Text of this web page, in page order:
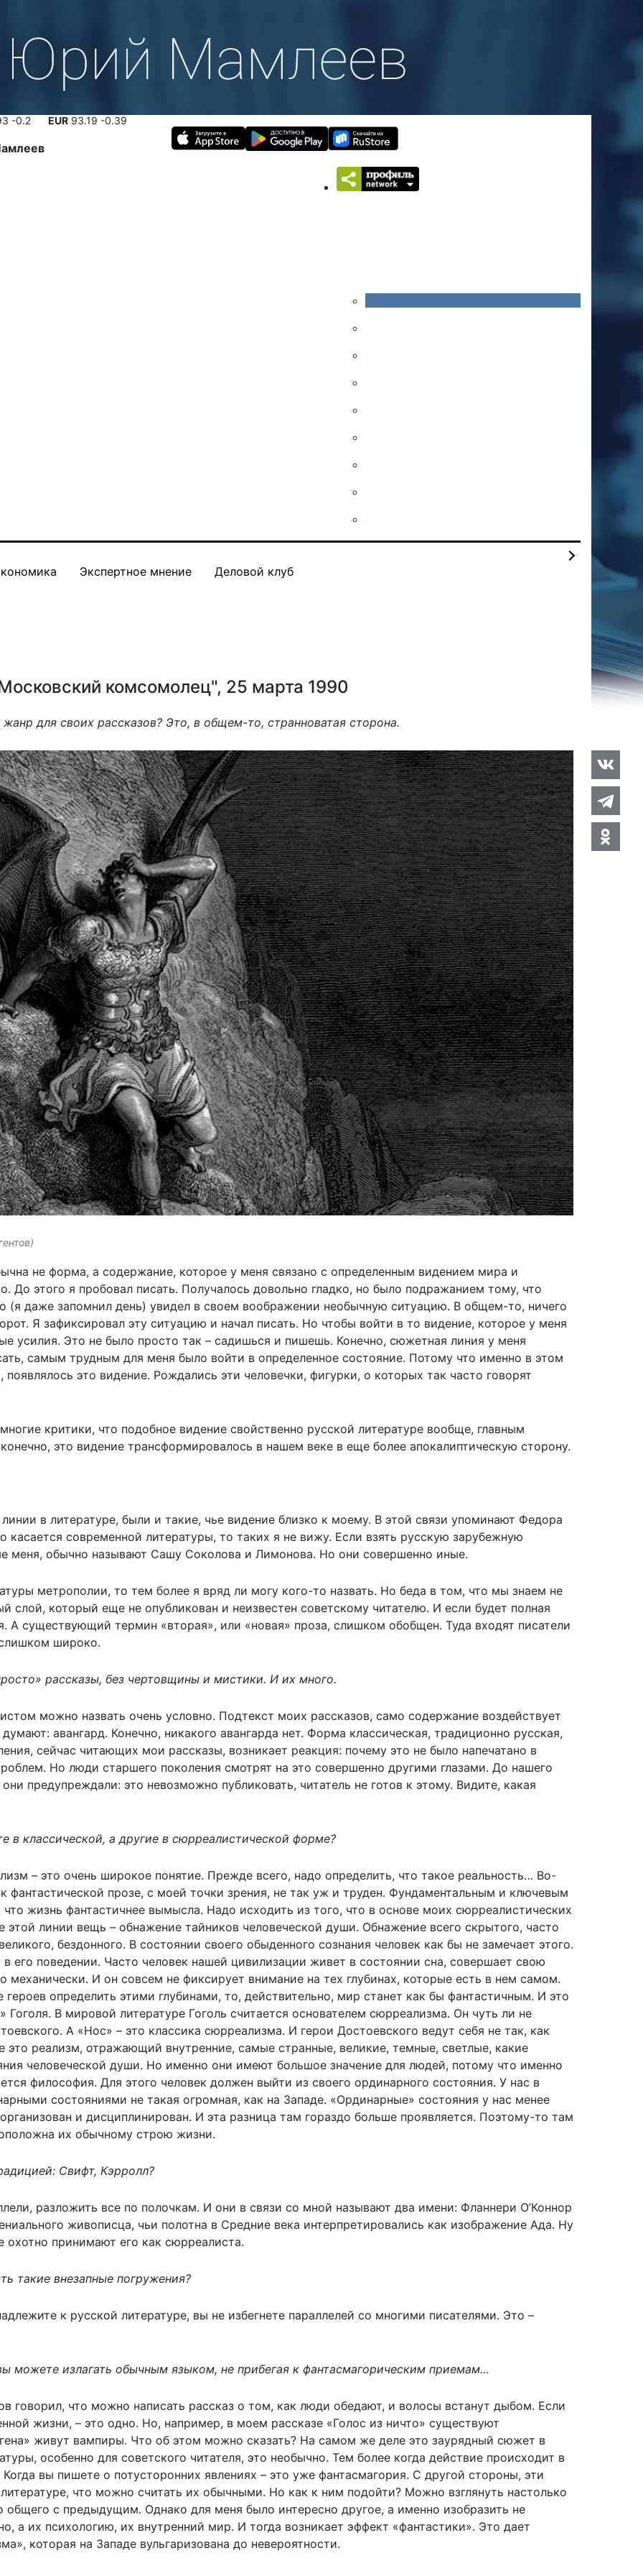
-0.2 EUR 93.19 -0.39
Экспертное мнение Деловой клуб
комсомолец", 25 марта 1990
для своих рассказов? Это, в общем-то, странноватая сторона.
не форма, а содержание, которое у меня связано с определенным видением мира и
До этого я пробовал писать. Получалось довольно гладко, но было подражанием тому, что
(я даже запомнил день) увидел в своем воображении необычную ситуацию. В общем-то, ничего
Я зафиксировал эту ситуацию и начал писать. Но чтобы войти в то видение, которое у меня
усилия. Это не было просто так – садишься и пишешь. Конечно, сюжетная линия у меня
самым трудным для меня было войти в определенное состояние. Потому что именно в этом
это видение. Рождались эти человечки, фигурки, о которых так часто говорят
критики, что подобное видение свойственно русской литературе вообще, главным
это видение трансформировалось в нашем веке в еще более апокалиптическую сторону.
в литературе, были и такие, чье видение близко к моему. В этой связи упоминают Федора
касается современной литературы, то таких я не вижу. Если взять русскую зарубежную
меня, обычно называют Сашу Соколова и Лимонова. Но они совершенно иные.
метрополии, то тем более я вряд ли могу кого-то назвать. Но беда в том, что мы знаем не
слой, который еще не опубликован и неизвестен советскому читателю. И если будет полная
А существующий термин «вторая», или «новая» проза, слишком обобщен. Туда входят писатели
широко.
рассказы, без чертовщины и мистики. И их много.
можно назвать очень условно. Подтекст моих рассказов, само содержание воздействует
авангард. Конечно, никакого авангарда нет. Форма классическая, традиционно русская,
сейчас читающих мои рассказы, возникает реакция: почему это не было напечатано в
Но люди старшего поколения смотрят на это совершенно другими глазами. До нашего
предупреждали: это невозможно публиковать, читатель не готов к этому. Видите, какая
в классической, а другие в сюрреалистической форме?
– это очень широкое понятие. Прежде всего, надо определить, что такое реальность… Во-
фантастической прозе, с моей точки зрения, не так уж и труден. Фундаментальным и ключевым
что жизнь фантастичнее вымысла. Надо исходить из того, что в основе моих сюрреалистических
линии вещь – обнажение тайников человеческой души. Обнажение всего скрытого, часто
бездонного. В состоянии своего обыденного сознания человек как бы не замечает этого.
его поведении. Часто человек нашей цивилизации живет в состоянии сна, совершает свою
механически. И он совсем не фиксирует внимание на тех глубинах, которые есть в нем самом.
определить этими глубинами, то, действительно, мир станет как бы фантастичным. И это
Гоголя. В мировой литературе Гоголь считается основателем сюрреализма. Он чуть ли не
А «Нос» – это классика сюрреализма. И герои Достоевского ведут себя не так, как
это реализм, отражающий внутренние, самые странные, великие, темные, светлые, какие
человеческой души. Но именно они имеют большое значение для людей, потому что именно
философия. Для этого человек должен выйти из своего ординарного состояния. У нас в
состояниями не такая огромная, как на Западе. «Ординарные» состояния у нас менее
и дисциплинирован. И эта разница там гораздо больше проявляется. Поэтому-то там
их обычному строю жизни.
Свифт, Кэрролл?
разложить все по полочкам. И они в связи со мной называют два имени: Фланнери О’Коннор
живописца, чьи полотна в Средние века интерпретировались как изображение Ада. Ну
охотно принимают его как сюрреалиста.
такие внезапные погружения?
к русской литературе, вы не избегнете параллелей со многими писателями. Это –
можете излагать обычным языком, не прибегая к фантасмагорическим приемам…
говорил, что можно написать рассказ о том, как люди обедают, и волосы встанут дыбом. Если
жизни, – это одно. Но, например, в моем рассказе «Голос из ничто» существуют
живут вампиры. Что об этом можно сказать? На самом же деле это заурядный сюжет в
особенно для советского читателя, это необычно. Тем более когда действие происходит в
вы пишете о потусторонних явлениях – это уже фантасмагория. С другой стороны, эти
что можно считать их обычными. Но как к ним подойти? Можно взглянуть настолько
общего с предыдущим. Однако для меня было интересно другое, а именно изобразить не
а их психологию, их внутренний мир. И тогда возникает эффект «фантастики». Это дает
которая на Западе вульгаризована до невероятности.